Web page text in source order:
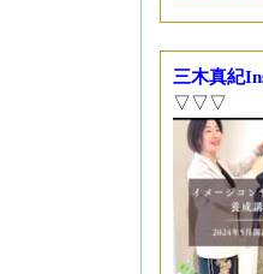
三木真紀
▽▽▽